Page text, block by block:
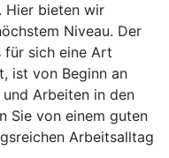
Hier bieten wir
Niveau. Der
für sich eine Art
ist von Beginn an
Arbeiten in den
Sie von einem guten
Arbeitsalltag